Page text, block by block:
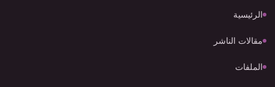
الرئيسية
مقالات الناشر
الملفات